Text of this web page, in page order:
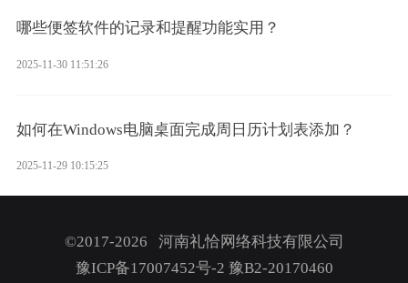
哪些便签软件的记录和提醒功能实用？
2025-11-30 11:51:26
如何在Windows电脑桌面完成周日历计划表添加？
2025-11-29 10:15:25
©2017-2026 河南礼恰网络科技有限公司
豫ICP备17007452号-2 豫B2-20170460